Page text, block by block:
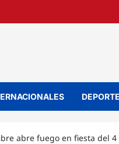
abre fuego en fiesta del